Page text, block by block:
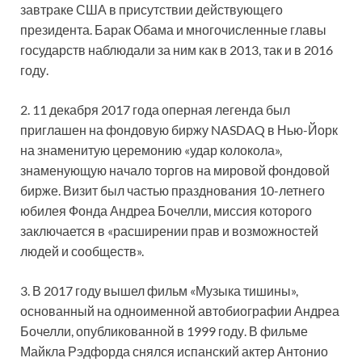
завтраке США в присутствии действующего
президента. Барак Обама и многочисленные главы
государств наблюдали за ним как в 2013, так и в 2016
году.
2. 11 декабря 2017 года оперная легенда был
приглашен на фондовую биржу NASDAQ в Нью-Йорк
на знаменитую церемонию «удар колокола»,
знаменующую начало торгов на мировой фондовой
бирже. Визит был частью празднования 10-летнего
юбилея Фонда Андреа Бочелли, миссия которого
заключается в «расширении прав и возможностей
людей и сообществ».
3. В 2017 году вышел фильм «Музыка тишины»,
основанный на одноименной автобиографии Андреа
Бочелли, опубликованной в 1999 году. В фильме
Майкла Рэдфорда снялся испанский актер Антонио